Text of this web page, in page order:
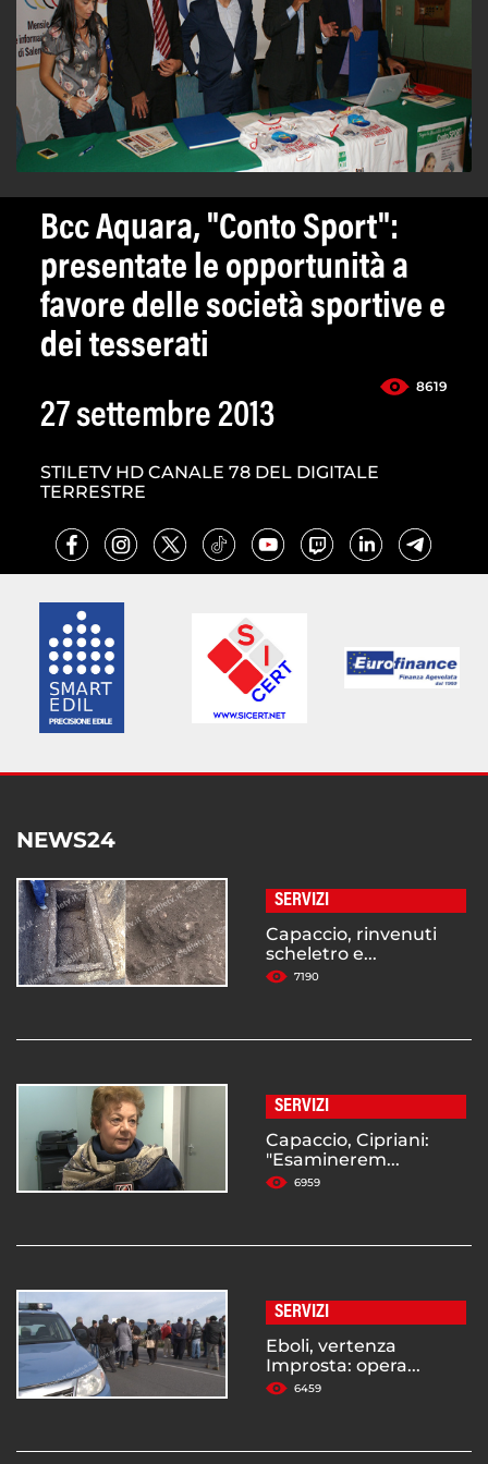
Bcc Aquara, "Conto Sport":
presentate le opportunità a
favore delle società sportive e
dei tesserati
8619
27 settembre 2013
STILETV HD CANALE 78 DEL DIGITALE
TERRESTRE
NEWS24
SERVIZI
Capaccio, rinvenuti
scheletro e...
7190
SERVIZI
Capaccio, Cipriani:
"Esaminerem...
6959
SERVIZI
Eboli, vertenza
Improsta: opera...
6459